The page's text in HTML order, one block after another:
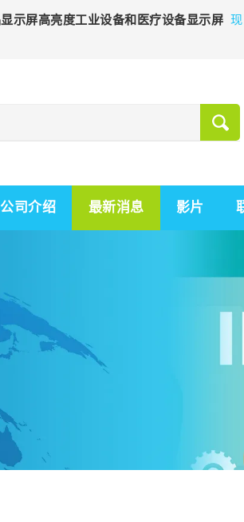
示屏高亮度工业设备和医疗设备显示屏 现
公司介绍 最新消息 影片